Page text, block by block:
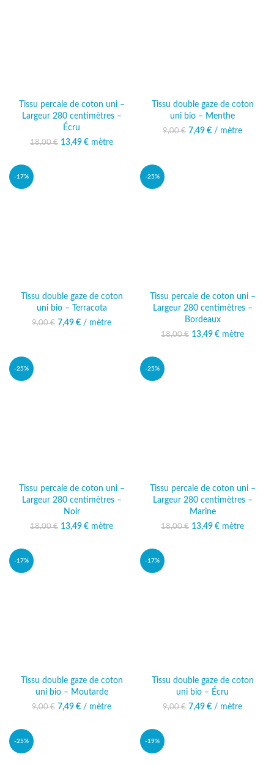
Tissu percale de coton uni –
Largeur 280 centimètres –
Écru
18,00€ Le prix initial était :
13,49 €
Le prix
mètre
Tissu double gaze de coton
uni bio – Menthe
9,00€
Le prix initial était :
7,49 € Le prix actuel
/ mètre
-17%
Tissu double gaze de coton
uni bio – Terracota
9,00€
Le prix initial était :
7,49 € Le prix actuel
/ mètre
-25%
Tissu percale de coton uni –
Largeur 280 centimètres –
Bordeaux
18,00€ Le prix initial était :
13,49 €
Le prix
mètre
-25%
Tissu percale de coton uni –
Largeur 280 centimètres –
Noir
18,00€ Le prix initial était :
13,49 €
Le prix
mètre
-25%
Tissu percale de coton uni –
Largeur 280 centimètres –
Marine
18,00€ Le prix initial était :
13,49 €
Le prix
mètre
-17%
Tissu double gaze de coton
uni bio – Moutarde
9,00€
Le prix initial était :
7,49 € Le prix actuel
/ mètre
-17%
Tissu double gaze de coton
uni bio – Écru
9,00€
Le prix initial était :
7,49 € Le prix actuel
/ mètre
-25% -19%